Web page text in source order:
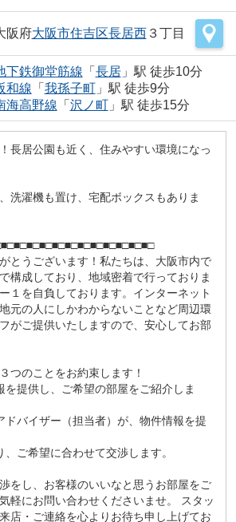
阪府大阪市住吉区長居西３丁目
下鉄御堂筋線 「 長居」駅 徒歩10分
和線 「 我孫子町」駅 徒歩9分
海高野線 「 沢ノ町」駅 徒歩15分
長居公園も近く、住みやすい環境になっ
洗濯機も置け、宅配ボックスもありま
とうございます！私たちは、大阪市内で
構成しており、地域密着で行っておりま
１を自負しております。インターネット
元の人にしかわからないことなど周辺環
がご提供いたしますので、安心してお部
つのことをお約束します！
を提供し、ご希望の部屋をご紹介しま
ドバイザー（担当者）が、物件情報を提
ご希望に合わせて交渉します。
をし、お客様のいいなと思うお部屋をご
軽にお問い合わせくださいませ。 スタッ
店・ご連絡を心よりお待ち申し上げてお